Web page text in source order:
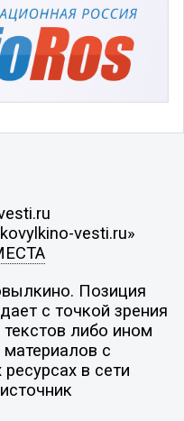
vesti.ru»
Позиция
с точкой зрения
либо ином
с
в сети